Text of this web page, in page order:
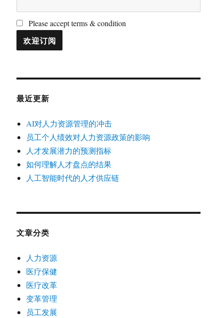
Please accept terms & condition
最近更新
AI对人力资源管理的冲击
员工个人绩效对人力资源政策的影响
人才发展潜力的预测指标
如何理解人才盘点的结果
人工智能时代的人才供应链
文章分类
人力资源
医疗保健
医疗改革
变革管理
员工发展